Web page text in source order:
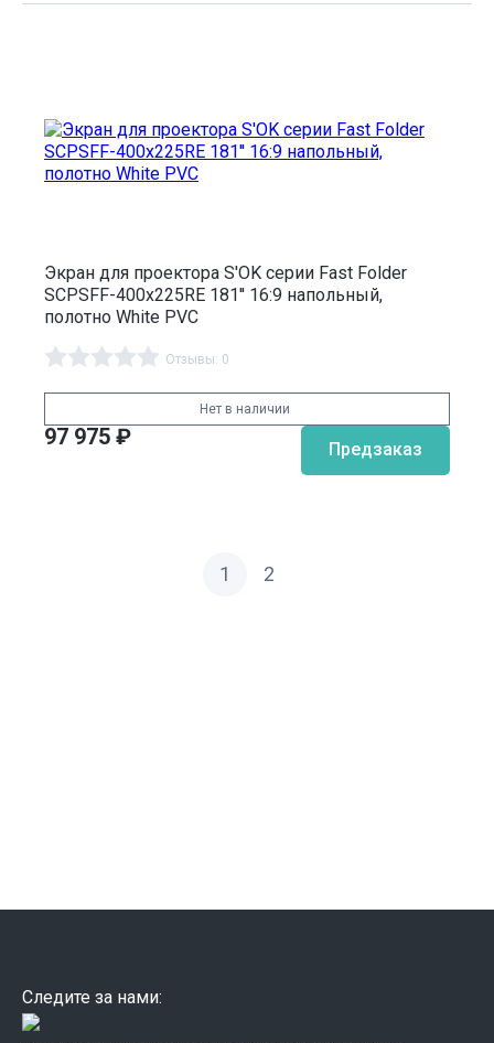
Экран для проектора S'OK серии Fast Folder
SCPSFF-400x225RE 181'' 16:9 напольный,
полотно White PVC
Отзывы: 0
Нет в наличии
97 975 ₽ Предзаказ
1 2
Следите за нами: